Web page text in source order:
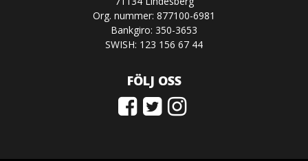
Org. nummer: 877100-6981
Bankgiro: 350-3653
SWISH: 123 156 67 44
FÖLJ OSS